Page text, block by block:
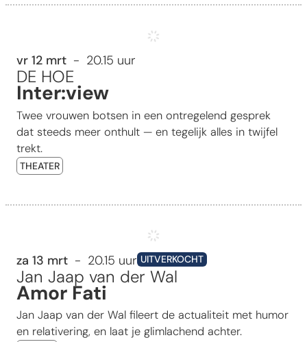
vr 12 mrt 20.15 uur
Inter:view
DE HOE
Twee vrouwen botsen in een ontregelend gesprek
dat steeds meer onthult — en tegelijk alles in twijfel
trekt.
THEATER
za 13 mrt 20.15 uur UITVERKOCHT
Amor Fati
Jan Jaap van der Wal
Jan Jaap van der Wal fileert de actualiteit met humor
en relativering, en laat je glimlachend achter.